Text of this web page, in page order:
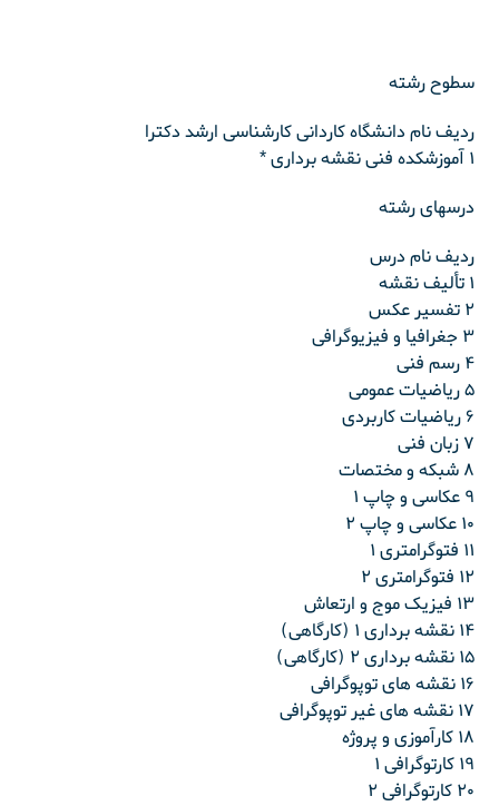
سطوح رشته
ردیف نام دانشگاه کاردانی کارشناسی ارشد دکترا
۱ آموزشکده فنی نقشه برداری *
درسهای رشته
ردیف نام درس
۱ تألیف نقشه
۲ تفسیر عکس
۳ جغرافیا و فیزیوگرافی
۴ رسم فنی
۵ ریاضیات عمومی
۶ ریاضیات کاربردی
۷ زبان فنی
۸ شبکه و مختصات
۹ عکاسی و چاپ ۱
۱۰ عکاسی و چاپ ۲
۱۱ فتوگرامتری ۱
۱۲ فتوگرامتری ۲
۱۳ فیزیک موج و ارتعاش
۱۴ نقشه برداری ۱ (کارگاهی)
۱۵ نقشه برداری ۲ (کارگاهی)
۱۶ نقشه های توپوگرافی
۱۷ نقشه های غیر توپوگرافی
۱۸ کارآموزی و پروژه
۱۹ کارتوگرافی ۱
۲۰ کارتوگرافی ۲